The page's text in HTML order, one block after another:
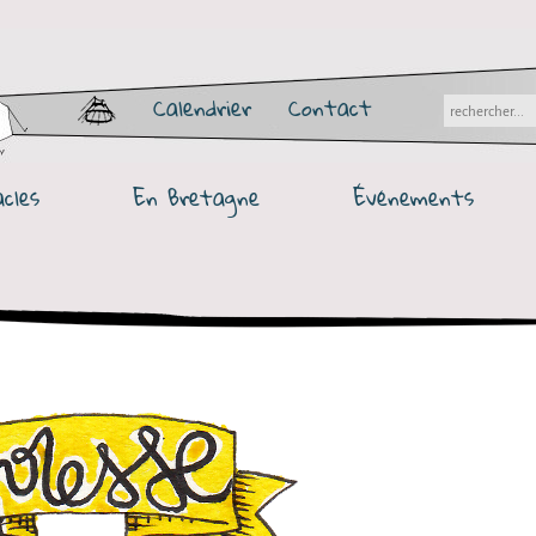
Calendrier Contact
En Bretagne Événements